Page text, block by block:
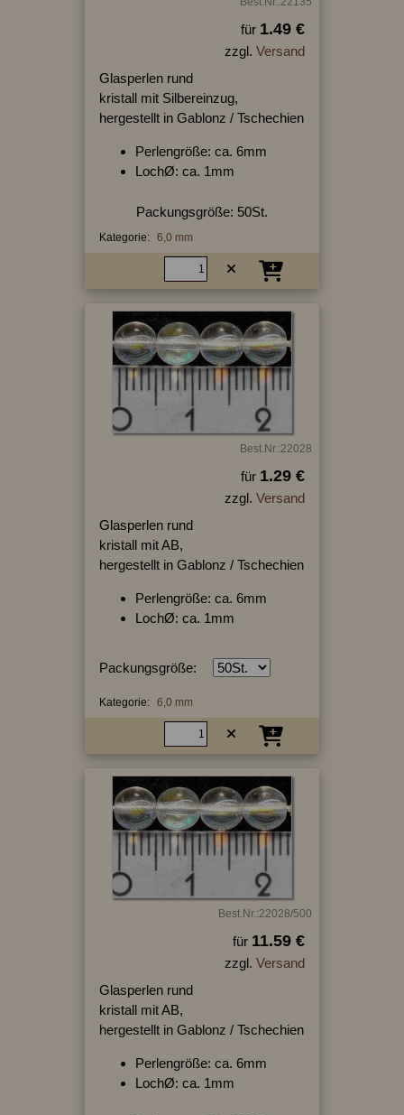
für 1.49 €
zzgl. Versand
Glasperlen rund
kristall mit Silbereinzug,
hergestellt in Gablonz / Tschechien
Perlengröße: ca. 6mm
LochØ: ca. 1mm
Packungsgröße: 50St.
Kategorie: 6,0 mm
Best.Nr.:22028
für 1.29 €
zzgl. Versand
Glasperlen rund
kristall mit AB,
hergestellt in Gablonz / Tschechien
Perlengröße: ca. 6mm
LochØ: ca. 1mm
Packungsgröße:
Kategorie: 6,0 mm
Best.Nr.:22028/500
für 11.59 €
zzgl. Versand
Glasperlen rund
kristall mit AB,
hergestellt in Gablonz / Tschechien
Perlengröße: ca. 6mm
LochØ: ca. 1mm